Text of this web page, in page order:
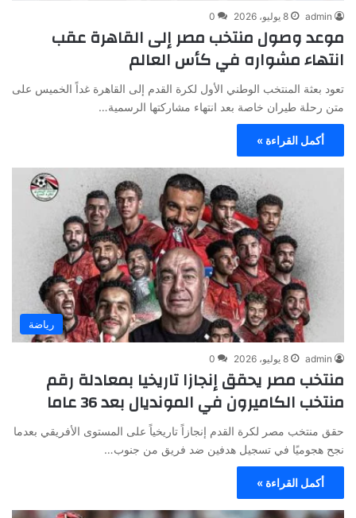
admin 8 يوليو، 2026 0
موعد وصول منتخب مصر إلى القاهرة عقب
انتهاء مشواره في كأس العالم
تعود بعثة المنتخب الوطني الأول لكرة القدم إلى القاهرة غداً الخميس على
متن رحلة طيران خاصة بعد انتهاء مشاركتها الرسمية…
أكمل القراءة »
رياضة
admin 8 يوليو، 2026 0
منتخب مصر يحقق إنجازا تاريخيا بمعادلة رقم
منتخب الكاميرون في المونديال بعد 36 عاما
حقق منتخب مصر لكرة القدم إنجازاً تاريخياً على المستوى الأفريقي بعدما
نجح هجوميًا في تسجيل هدفين ضد فريق من جنوب…
أكمل القراءة »